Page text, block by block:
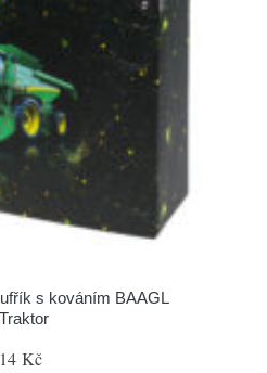
s kováním BAAGL
Traktor
Kč